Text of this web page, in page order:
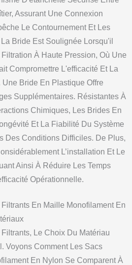
Assurant Une Connexion
Le Contournement Et Les
Bride Est Soulignée Lorsqu'il
À Haute Pression, Où Une
Compromettre L'efficacité Et La
Bride En Plastique Offre
Supplémentaires. Résistantes À
Chimiques, Les Brides En
Et La Fiabilité Du Système
Des Conditions Difficiles. De Plus,
L’installation Et Le
Ainsi À Réduire Les Temps
Opérationnelle.
En Maille Monofilament En
Le Choix Du Matériau
Voyons Comment Les Sacs
En Nylon Se Comparent À